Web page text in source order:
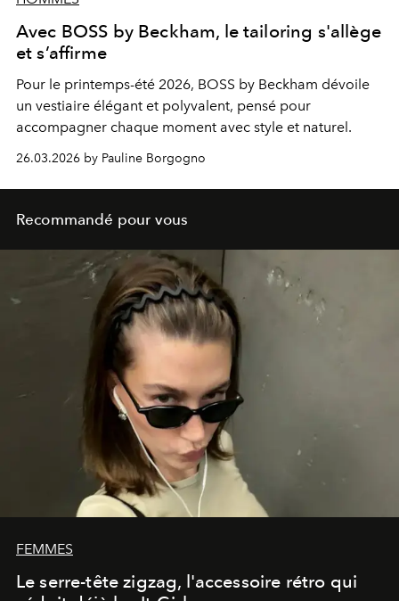
Avec BOSS by Beckham, le tailoring s'allège
et s’affirme
Pour le printemps-été 2026, BOSS by Beckham dévoile
un vestiaire élégant et polyvalent, pensé pour
accompagner chaque moment avec style et naturel.
26.03.2026 by Pauline Borgogno
Recommandé pour vous
FEMMES
Le serre-tête zigzag, l'accessoire rétro qui